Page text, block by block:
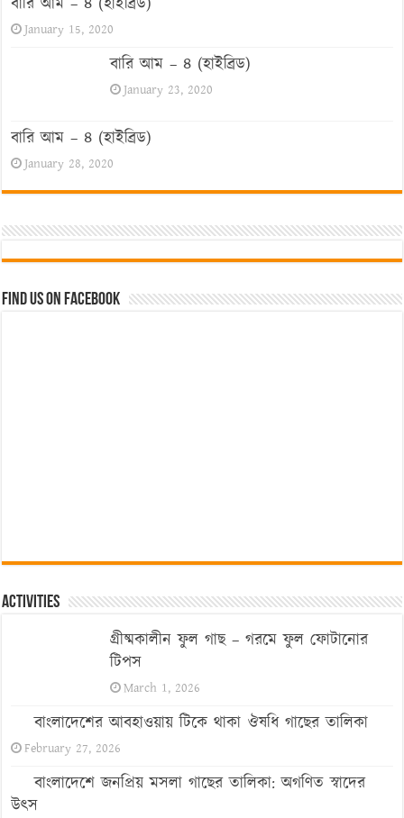
January 15, 2020
বারি আম – ৪ (হাইব্রিড)
January 23, 2020
বারি আম – ৪ (হাইব্রিড)
January 28, 2020
Find us on Facebook
Activities
গ্রীষ্মকালীন ফুল গাছ – গরমে ফুল ফোটানোর
টিপস
March 1, 2026
বাংলাদেশের আবহাওয়ায় টিকে থাকা ঔষধি গাছের তালিকা
February 27, 2026
বাংলাদেশে জনপ্রিয় মসলা গাছের তালিকা: অগণিত স্বাদের
উৎস